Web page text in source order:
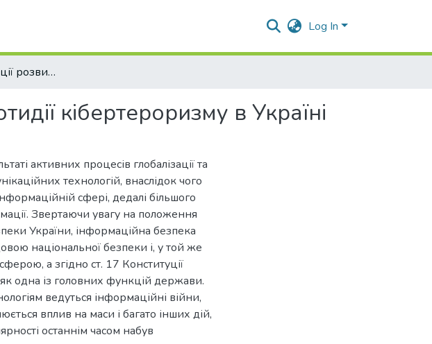
Log In
Основні тенденції розвитку і заходи протидії кібертероризму в Україні
кібертероризму в Україні
активних процесів глобалізації та
технологій, внаслідок чого
сфері, дедалі більшого
Звертаючи увагу на положення
України, інформаційна безпека
національної безпеки і, у той же
а згідно ст. 17 Конституції
одна із головних функцій держави.
ведуться інформаційні війни,
вплив на маси і багато інших дій,
останнім часом набув